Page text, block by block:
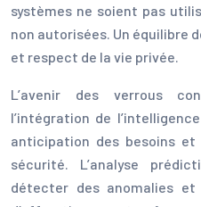
systèmes ne soient pas
non autorisées. Un équilibre
et respect de la vie privée.
L’avenir des verrous
l’intégration de
anticipation des besoins
sécurité. L’analyse
détecter des anomalies